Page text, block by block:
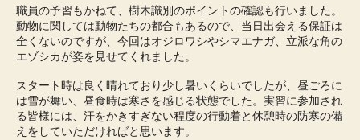
職員の予習もかねて、樹木識別のポイントの確認も行いました。
動物に関しては動物たちの都合もあるので、当日出会える保証は
全くないのですが、今回はオジロワシやシマエナガ、立派な角の
エゾシカが姿を見せてくれました。
スタート時は良く晴れており少し暑いくらいでしたが、昼ごろに
は雪が舞い、昼食時は寒さを感じる状態でした。実習に参加され
る皆様には、汗をかきすぎない程度の行動着と休憩時の防寒の備
えをしていただければと思います。